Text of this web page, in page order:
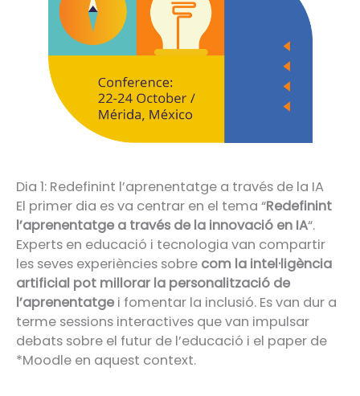
Dia 1: Redefinint l’aprenentatge a través de la IA
El primer dia es va centrar en el tema “Redefinint
l’aprenentatge a través de la innovació en IA“.
Experts en educació i tecnologia van compartir
les seves experiències sobre com la intel·ligència
artificial pot millorar la personalització de
l’aprenentatge i fomentar la inclusió. Es van dur a
terme sessions interactives que van impulsar
debats sobre el futur de l’educació i el paper de
*Moodle en aquest context.